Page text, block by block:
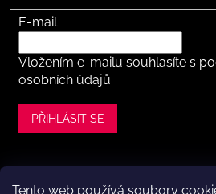
Tento web používá soubory
E-mail
Vložením e-mailu souhlasíte s
osobních údajů
PŘIHLÁSIT SE
Vytvořil Shoptet